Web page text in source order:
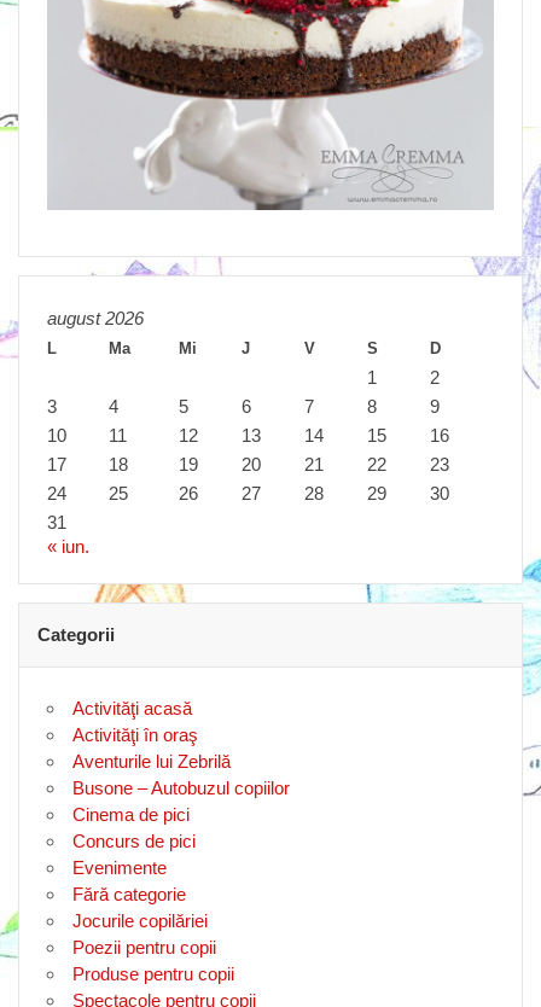
august 2026
L Ma Mi J V S D
1
2
3
4 5 6 7 8
9
10
11 12 13 14 15
16
17
18 19 20 21 22
23
24
25 26 27 28 29
30
31
« iun.
Categorii
Activităţi acasă
Activităţi în oraş
Aventurile lui Zebrilă
Busone – Autobuzul copiilor
Cinema de pici
Concurs de pici
Evenimente
Fără categorie
Jocurile copilăriei
Poezii pentru copii
Produse pentru copii
Spectacole pentru copii